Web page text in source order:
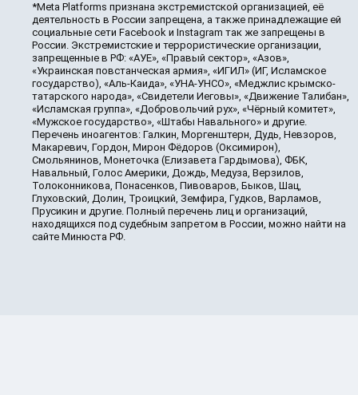
*Meta Platforms признана экстремистской организацией, её
деятельность в России запрещена, а также принадлежащие ей
социальные сети Facebook и Instagram так же запрещены в
России. Экстремистские и террористические организации,
запрещенные в РФ: «АУЕ», «Правый сектор», «Азов»,
«Украинская повстанческая армия», «ИГИЛ» (ИГ, Исламское
государство), «Аль-Каида», «УНА-УНСО», «Меджлис крымско-
татарского народа», «Свидетели Иеговы», «Движение Талибан»,
«Исламская группа», «Добровольчий рух», «Чёрный комитет»,
«Мужское государство», «Штабы Навального» и другие.
Перечень иноагентов: Галкин, Моргенштерн, Дудь, Невзоров,
Макаревич, Гордон, Мирон Фёдоров (Оксимирон),
Смольянинов, Монеточка (Елизавета Гардымова), ФБК,
Навальный, Голос Америки, Дождь, Медуза, Верзилов,
Толоконникова, Понасенков, Пивоваров, Быков, Шац,
Глуховский, Долин, Троицкий, Земфира, Гудков, Варламов,
Прусикин и другие. Полный перечень лиц и организаций,
находящихся под судебным запретом в России, можно найти на
сайте Минюста РФ.